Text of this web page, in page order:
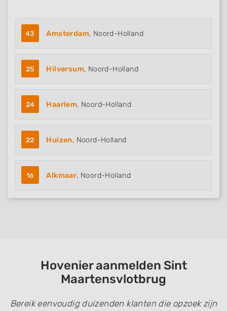
43 Amsterdam, Noord-Holland
25 Hilversum, Noord-Holland
24 Haarlem, Noord-Holland
22 Huizen, Noord-Holland
16 Alkmaar, Noord-Holland
Hovenier aanmelden Sint
Maartensvlotbrug
Bereik eenvoudig duizenden klanten die opzoek zijn